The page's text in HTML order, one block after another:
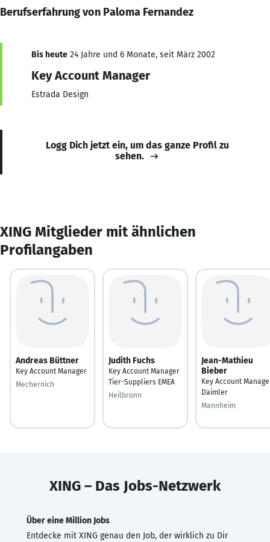
Berufserfahrung von Paloma Fernandez
Bis heute 24 Jahre und 6 Monate, seit März 2002
Key Account Manager
Estrada Design
Logg Dich jetzt ein, um das ganze Profil zu
sehen.
XING Mitglieder mit ähnlichen
Profilangaben
Andreas Büttner
Key Account Manager
Mechernich
Judith Fuchs
Key Account Manager
Tier-Suppliers EMEA
Heilbronn
Jean-Mathieu
Bieber
Key Account
Daimler
Mannheim
XING – Das Jobs-Netzwerk
Über eine Million Jobs
Entdecke mit XING genau den Job, der wirklich zu Dir